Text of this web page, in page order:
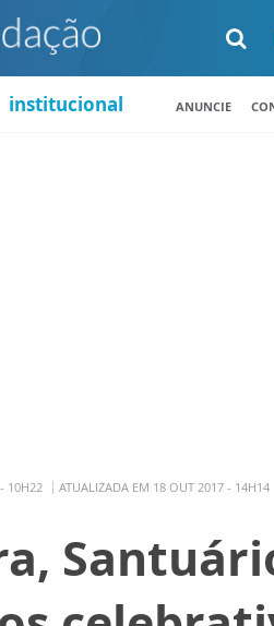
institucional ANUNCIE
10H22 ATUALIZADA EM 18 OUT 2017 - 14H14